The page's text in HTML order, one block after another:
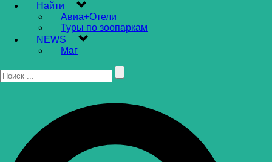
Найти
Авиа+Отели
Туры по зоопаркам
NEWS
Маг